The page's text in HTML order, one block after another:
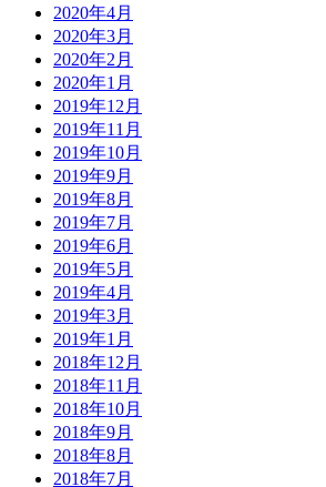
2020年4月
2020年3月
2020年2月
2020年1月
2019年12月
2019年11月
2019年10月
2019年9月
2019年8月
2019年7月
2019年6月
2019年5月
2019年4月
2019年3月
2019年1月
2018年12月
2018年11月
2018年10月
2018年9月
2018年8月
2018年7月